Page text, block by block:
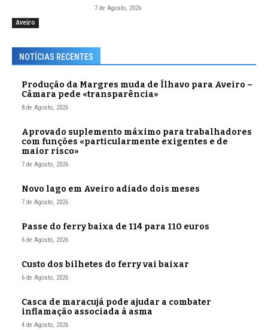
Aveiro
7 de Agosto, 2026
NOTÍCIAS RECENTES
Produção da Margres muda de Ílhavo para Aveiro –
Câmara pede «transparência»
8 de Agosto, 2026
Aprovado suplemento máximo para trabalhadores
com funções «particularmente exigentes e de
maior risco»
7 de Agosto, 2026
Novo lago em Aveiro adiado dois meses
7 de Agosto, 2026
Passe do ferry baixa de 114 para 110 euros
6 de Agosto, 2026
Custo dos bilhetes do ferry vai baixar
6 de Agosto, 2026
Casca de maracujá pode ajudar a combater
inflamação associada à asma
4 de Agosto, 2026